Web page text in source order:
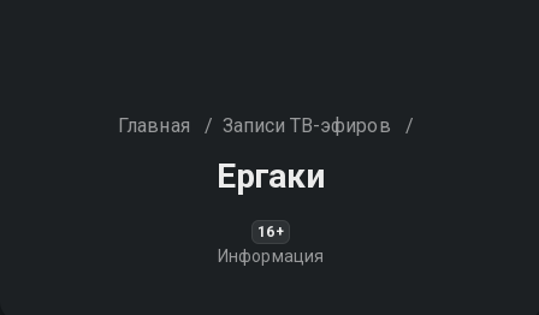
Главная / Записи ТВ-эфиров /
Ергаки
16+
Информация